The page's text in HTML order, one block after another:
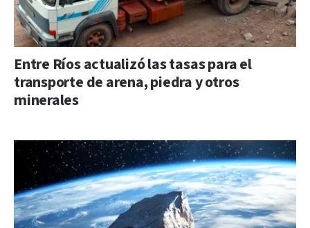
Entre Ríos actualizó las tasas para el
transporte de arena, piedra y otros
minerales